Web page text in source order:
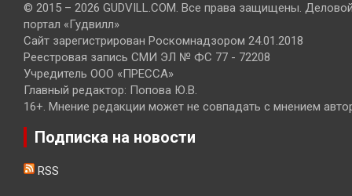
© 2015 – 2026 GUDVILL.COM. Все права защищены.
портал «Гудвилл»
Сайт зарегистрирован Роскомнадзором 24.01.2018
Реестровая запись СМИ ЭЛ № ФС 77 - 72208
Учредитель ООО «ПРЕССА»
Главный редактор: Попова Ю.В.
16+. Мнение редакции может не совпадать с мнением
Подписка на новости
RSS